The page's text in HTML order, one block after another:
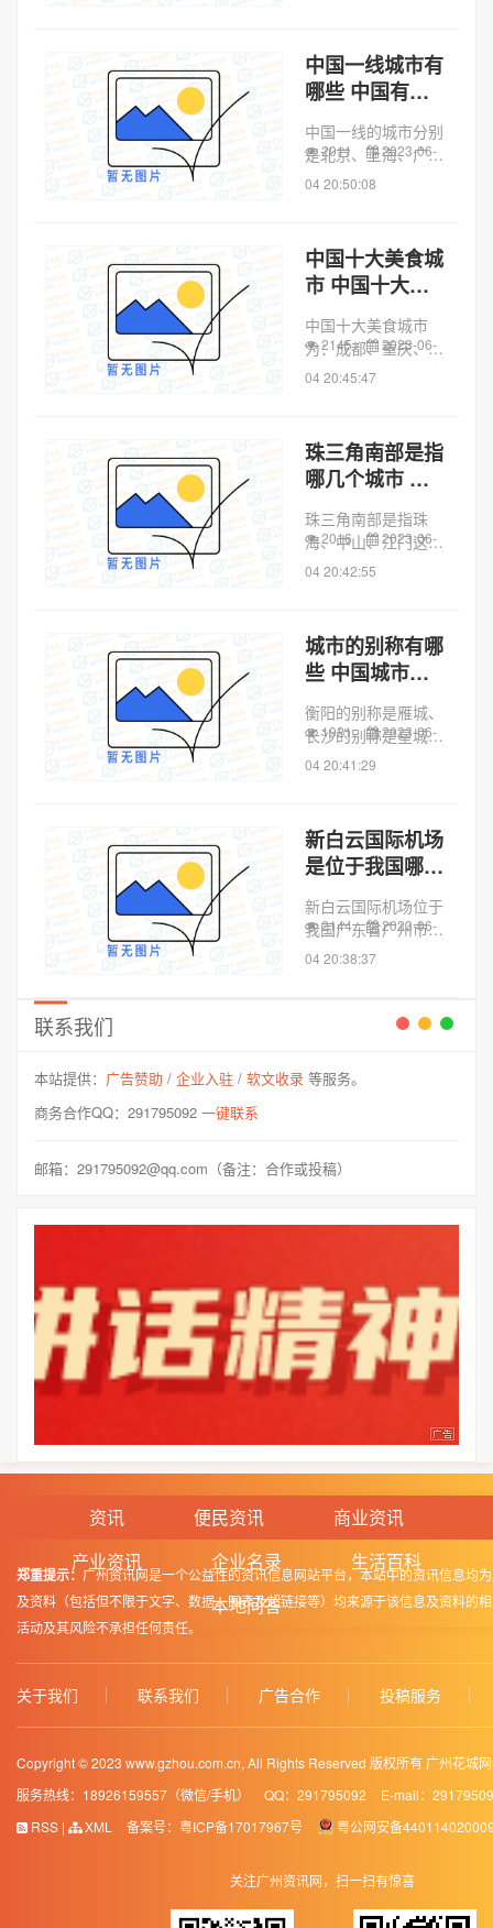
上广”用来指生存成
本极高的现代化大都
市。这三大城市是中
国综合实力最强的
三...
中国一线城市有
哪些 中国有哪
些一线城市
中国一线的城市分别
是北京、上海、广
州、深圳。15个中国
武汉、西安、天津、
苏州、南京、郑州、
长沙、东莞、沈阳、
青岛、合肥、佛...
2011
2023-06-
04 20:50:08
中国十大美食城
市 中国十大美
食城市排名
中国十大美食城市
为：成都、重庆、长
沙、厦门、北京、丽
悠久、地大物博，也
是著名的美食大国，
而且每个城市都有它
的美食，各具特
色。...
2145
2023-06-
04 20:45:47
珠三角南部是指
哪几个城市 珠
三角是哪些地区
珠三角南部是指珠
海、中山、江门这三
个城市。珠江三角
圳、东莞、惠州、佛
山、肇庆、珠海、中
山、江门等九个城市
组成。珠江三角洲旧
称粤...
2016
2023-06-
04 20:42:55
城市的别称有哪
些 中国城市的
别称有哪些
衡阳的别称是雁城、
长沙的别称是星城、
湘潭的别称是锰都、
成都的别称是蓉城、
昆明的别称是春城、
武汉的别称是江城、
上海的别称是淞沪...
1921
2023-06-
04 20:41:29
新白云国际机场
是位于我国哪个
市的机场 白云
国际机场是哪个
城市
新白云国际机场位于
我国广东省广州市白
云区。白云国际机场
复合枢纽机场之一，
场。广州白云国际机
场拥有两座航站楼...
2144
2023-06-
04 20:38:37
联系我们
本站提供： 广告赞助 / 企业入驻 / 软文收录 等服务。
商务合作QQ：291795092 一键联系
邮箱：291795092@qq.com（备注：合作或投稿）
资讯 便民资讯
商业资讯
产业资讯
企业名录
生活百科
本地问答
郑重提示： 广州资讯网是一个公益性的资讯信息网站平台，本站中的资讯信息均
及资料（包括但不限于文字、数据、图表及超链接等）均来源于该信息及资料
活动及其风险不承担任何责任。
关于我们 联系我们 广告合作 投稿服务
Copyright © 2023 www.gzhou.com.cn, All Rights Reserved 版权所有 广州花城
服务热线：18926159557（微信/手机）
QQ：291795092
E-mail：
RSS | XML 备案号： 粤ICP备17017967号 粤公网安备
关注广州资讯网，扫一扫有惊喜